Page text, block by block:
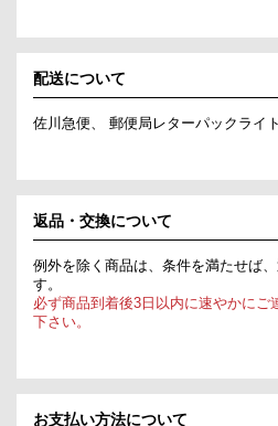
配送について
佐川急便、 郵便局レターパックライ
返品・交換について
例外を除く商品は、条件を満たせば
す。
必ず商品到着後3日以内に速やかにご
下さい。
お支払い方法について